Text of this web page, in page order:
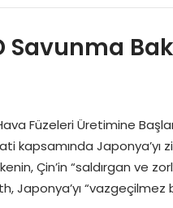
Savunma
Füzeleri Üretimine
kapsamında
Çin’in “saldırgan ve
Japonya’yı